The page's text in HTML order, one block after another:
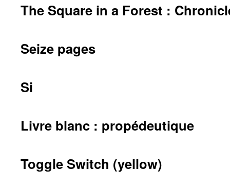
The Square in a Forest :
Seize pages
Si
Livre blanc : propédeutique
Toggle Switch (yellow)